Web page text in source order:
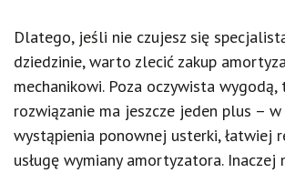
Dlatego, jeśli nie czujesz się
dziedzinie, warto zlecić zakup
mechanikowi. Poza oczywista wygodą,
rozwiązanie ma jeszcze jeden plus – w
wystąpienia ponownej usterki, łatwiej
usługę wymiany amortyzatora. Inaczej